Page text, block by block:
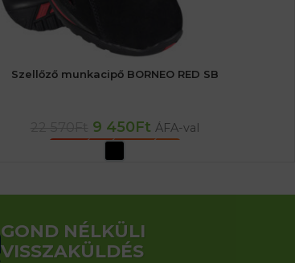
Szellőző munkacipő BORNEO RED SB
9 450Ft ÁFA-val
OPCIÓK VÁLASZTÁSA
GOND NÉLKÜLI
VISSZAKÜLDÉS